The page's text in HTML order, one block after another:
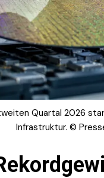
Quartal 2026
Infrastruktur. ©